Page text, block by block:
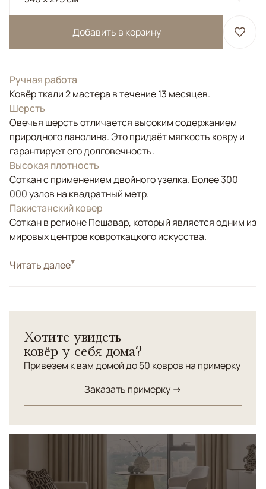
Добавить в корзину
Ручная работа
Ковёр ткали 2 мастера в течение 13 месяцев.
Шерсть
Овечья шерсть отличается высоким содержанием
природного ланолина. Это придаёт мягкость ковру и
гарантирует его долговечность.
Высокая плотность
Соткан с применением двойного узелка. Более 300
000 узлов на квадратный метр.
Пакистанский ковер
Соткан в регионе Пешавар, который является одним из
мировых центров ковроткацкого искусства.
СтильКлассические
галереи в Пешаваре. Высочайшая плотность узлов для
данного типа ковров. Натуральные красители. Шерсть
высшей категории
Читать далее
Хотите увидеть
ковёр у себя дома?
Привезем к вам домой до 50 ковров на примерку
Заказать примерку →